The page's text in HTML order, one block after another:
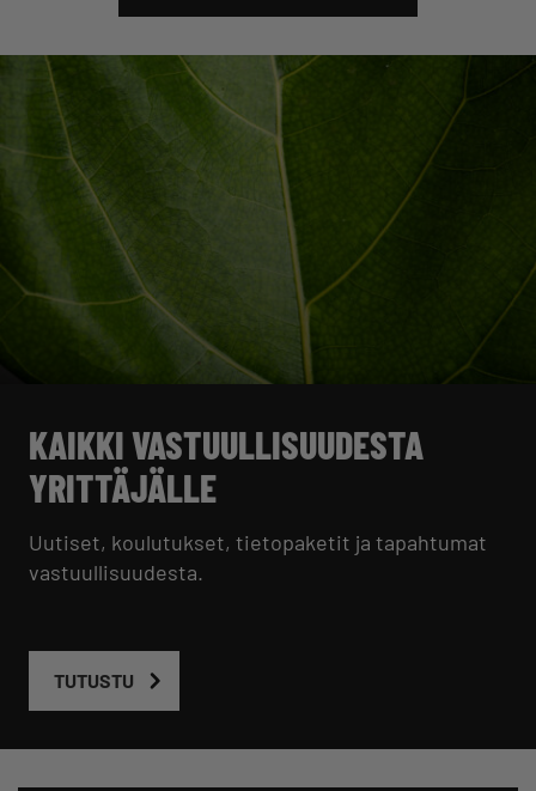
KAIKKI VASTUULLISUUDESTA
YRITTÄJÄLLE
Uutiset, koulutukset, tietopaketit ja tapahtumat
vastuullisuudesta.
TUTUSTU